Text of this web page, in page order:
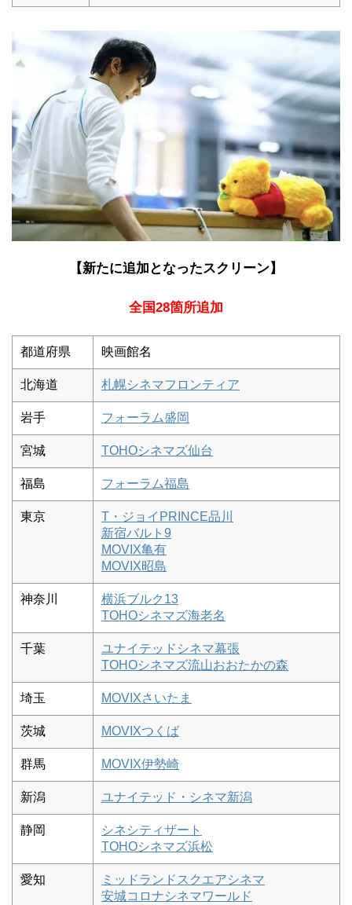
【新たに追加となったスクリーン】
全国28箇所追加
都道府県 映画館名
北海道 札幌シネマフロンティア
岩手 フォーラム盛岡
宮城 TOHOシネマズ仙台
福島 フォーラム福島
東京
T・ジョイPRINCE品川
新宿バルト9
MOVIX亀有
MOVIX昭島
神奈川
横浜ブルク13
TOHOシネマズ海老名
千葉
ユナイテッドシネマ幕張
TOHOシネマズ流山おおたかの森
埼玉 MOVIXさいたま
茨城 MOVIXつくば
群馬 MOVIX伊勢崎
新潟 ユナイテッド・シネマ新潟
静岡
シネシティザート
TOHOシネマズ浜松
愛知
ミッドランドスクエアシネマ
安城コロナシネマワールド